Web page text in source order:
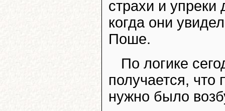
страхи и
когда они
Поше.
По логике
получается, что
нужно было